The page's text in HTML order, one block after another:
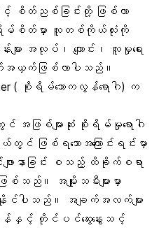
နှင့် စိတ်ညစ်ခြင်းတို့ ဖြစ်လာ
မ်စိတ်မှာ လူတစ်ကိုယ်လုံးကို
ား အလုပ်၊ ကျောင်း၊ လူမှုရေး
အယှက်ဖြစ်လာပါသည်။
( စိုးရိမ်သောကလွန်ရောဂါ) က
အဖြစ်များဆုံး စိုးရိမ်မှုရောဂါ
ဖြစ်ရသောအကြောင်းရင်းမှာ
ြင်းဖျားနာခြင်း စသည့် ထိခိုက်စရာ
ည်။ အမျိုးသမီးများမှာ
နိုင်ပါသည်။ အချက်အလက်များ
တိုင်ပင်ဆွေးနွေးသင့်